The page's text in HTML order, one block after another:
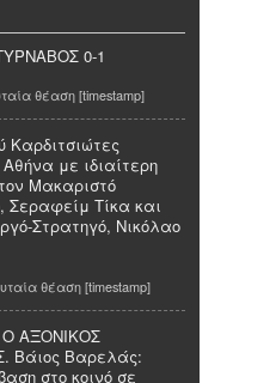
0-1
θέαση [timestamp]
Καρδιτσιώτες
με ιδιαίτερη
Μακαριστό
Σεραφείμ Τίκα και
Στρατηγό, Νικόλαο
θέαση [timestamp]
Ο ΑΞΟΝΙΚΟΣ
Βάιος Βαρελάς:
στο κοινό σε